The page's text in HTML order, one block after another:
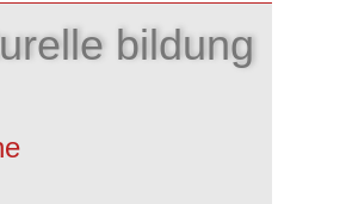
bildung